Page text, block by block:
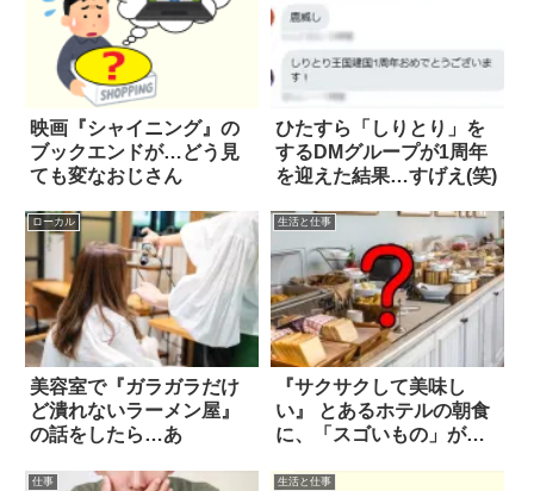
映画『シャイニング』の
ブックエンドが…どう見
ても変なおじさん
ひたすら「しりとり」を
するDMグループが1周年
を迎えた結果…すげえ(笑)
ローカル
美容室で『ガラガラだけ
ど潰れないラーメン屋』
の話をしたら…あ
生活と仕事
『サクサクして美味し
い』 とあるホテルの朝食
に、「スゴいもの」が出
仕事 生活と仕事